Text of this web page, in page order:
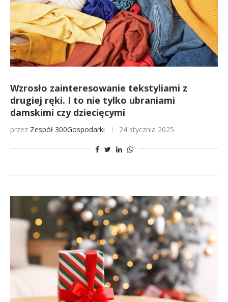
Wzrosło zainteresowanie tekstyliami z
drugiej ręki. I to nie tylko ubraniami
damskimi czy dziecięcymi
przez Zespół 300Gospodarki 24 stycznia 2025